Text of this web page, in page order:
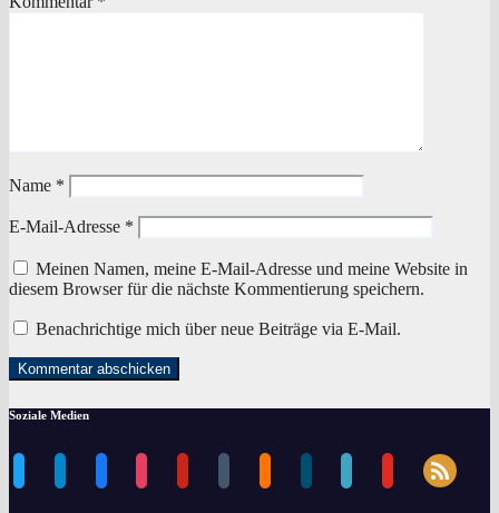
Name *
E-Mail-Adresse *
Meinen Namen, meine E-Mail-Adresse und meine Website in
diesem Browser für die nächste Kommentierung speichern.
Benachrichtige mich über neue Beiträge via E-Mail.
Soziale Medien
youtube
rss